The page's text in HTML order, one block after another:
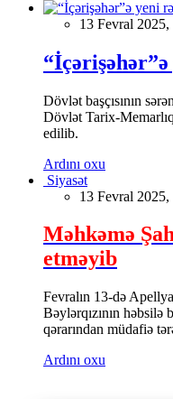
13 Fevral 2025,
Dövlət başçısının
Dövlət Tarix-
edilib.
Ardını oxu
Siyasət
13 Fevral 2025,
Məhkəmə
etməyib
Fevralın 13-də
Bəylərqızının
qərarından müdafiə
Ardını oxu